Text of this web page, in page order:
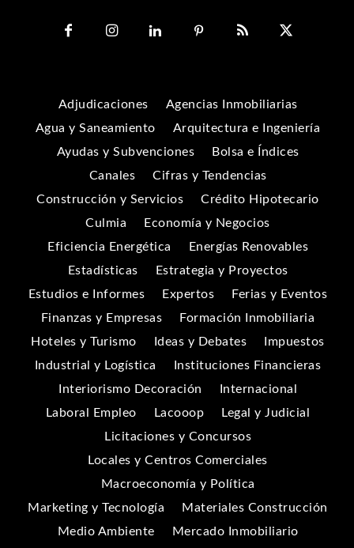
Adjudicaciones
Agencias Inmobiliarias
Agua y Saneamiento
Arquitectura e Ingeniería
Ayudas y Subvenciones
Bolsa e Índices
Canales
Cifras y Tendencias
Construcción y Servicios
Crédito Hipotecario
Culmia
Economía y Negocios
Eficiencia Energética
Energías Renovables
Estadísticas
Estrategia y Proyectos
Estudios e Informes
Expertos
Ferias y Eventos
Finanzas y Empresas
Formación Inmobiliaria
Hoteles y Turismo
Ideas y Debates
Impuestos
Industrial y Logística
Instituciones Financieras
Interiorismo Decoración
Internacional
Laboral Empleo
Lacooop
Legal y Judicial
Licitaciones y Concursos
Locales y Centros Comerciales
Macroeconomía y Política
Marketing y Tecnología
Materiales Construcción
Medio Ambiente
Mercado Inmobiliario